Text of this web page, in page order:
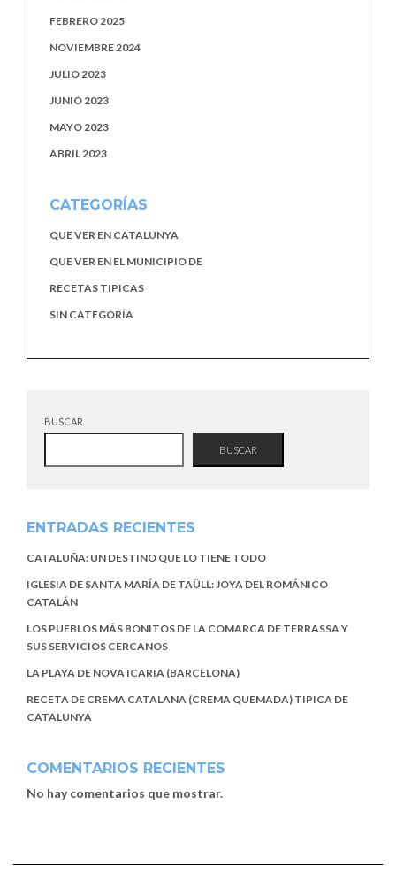
FEBRERO 2025
NOVIEMBRE 2024
JULIO 2023
JUNIO 2023
MAYO 2023
ABRIL 2023
CATEGORÍAS
QUE VER EN CATALUNYA
QUE VER EN EL MUNICIPIO DE
RECETAS TIPICAS
SIN CATEGORÍA
BUSCAR
BUSCAR
ENTRADAS RECIENTES
CATALUÑA: UN DESTINO QUE LO TIENE TODO
IGLESIA DE SANTA MARÍA DE TAÜLL: JOYA DEL ROMÁNICO
CATALÁN
LOS PUEBLOS MÁS BONITOS DE LA COMARCA DE TERRASSA Y
SUS SERVICIOS CERCANOS
LA PLAYA DE NOVA ICARIA (BARCELONA)
RECETA DE CREMA CATALANA (CREMA QUEMADA) TIPICA DE
CATALUNYA
COMENTARIOS RECIENTES
No hay comentarios que mostrar.